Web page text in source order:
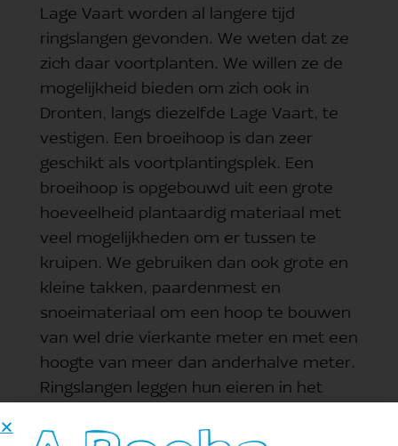
Lage Vaart worden al langere tijd
ringslangen gevonden. We weten dat ze
zich daar voortplanten. We willen ze de
mogelijkheid bieden om zich ook in
Dronten, langs diezelfde Lage Vaart, te
vestigen. Een broeihoop is dan zeer
geschikt als voortplantingsplek. Een
broeihoop is opgebouwd uit een grote
hoeveelheid plantaardig materiaal met
veel mogelijkheden om er tussen te
kruipen. We gebruiken dan ook grote en
kleine takken, paardenmest en
snoeimateriaal om een hoop te bouwen
van wel drie vierkante meter en met een
hoogte van meer dan anderhalve meter.
Ringslangen leggen hun eieren in het
Het composteringsproces zorgt voor de